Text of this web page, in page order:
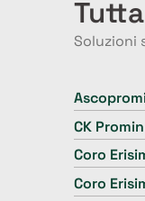
Soluzioni
CK
Coro
Coro